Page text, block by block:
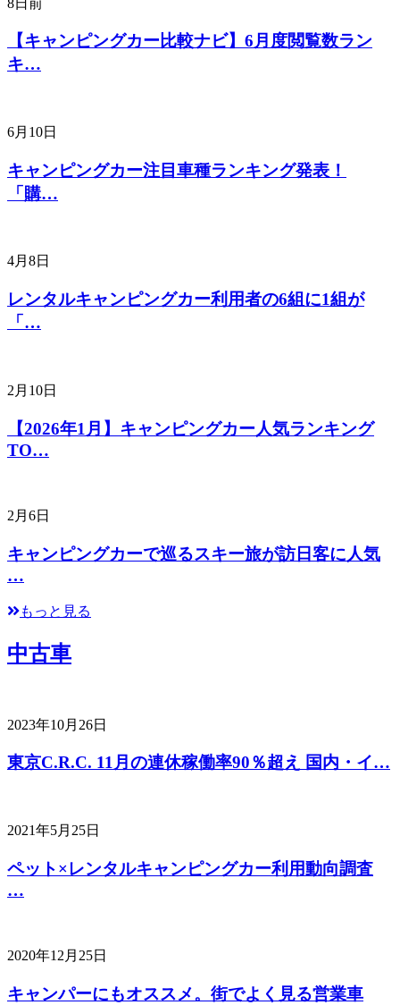
【キャンピングカー比較ナビ】6月度閲覧数ラン
キ…
6月10日
キャンピングカー注目車種ランキング発表！
「購…
4月8日
レンタルキャンピングカー利用者の6組に1組が
「…
2月10日
【2026年1月】キャンピングカー人気ランキング
TO…
2月6日
キャンピングカーで巡るスキー旅が訪日客に人気
…
もっと見る
中古車
2023年10月26日
東京C.R.C. 11月の連休稼働率90％超え 国内・イ…
2021年5月25日
ペット×レンタルキャンピングカー利用動向調査
…
2020年12月25日
キャンパーにもオススメ。街でよく見る営業車